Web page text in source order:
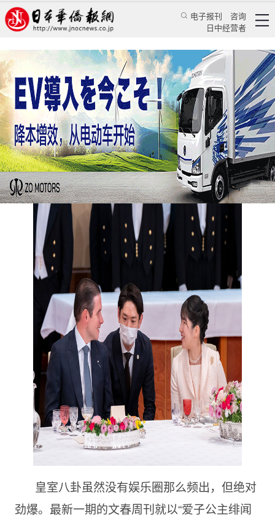
电子报刊
咨询
日中经营者
日本皇族盯上了中国人的钱包？
颜丹丹 日本新闻 社会观察
日本华侨报 2025/4/2 11:48:00
皇室八卦虽然没有娱乐圈那么频出，但绝对
劲爆。最新一期的文春周刊就以“爱子公主绯闻